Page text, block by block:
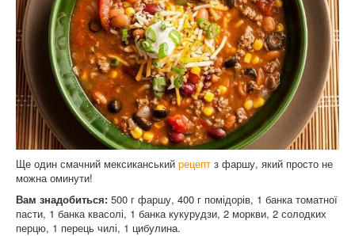
Ще один смачний мексиканський рецепт з фаршу, який просто не
можна оминути!
Вам знадобиться: 500 г фаршу, 400 г помідорів, 1 банка томатної
пасти, 1 банка квасолі, 1 банка кукурудзи, 2 моркви, 2 солодких
перцю, 1 перець чилі, 1 цибулина.